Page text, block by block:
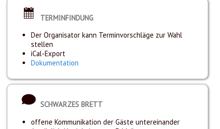
TERMINFINDUNG
Der Organisator kann Terminvorschläge zur Wahl
stellen
iCal-Export
Dokumentation
SCHWARZES BRETT
offene Kommunikation der Gäste untereinander